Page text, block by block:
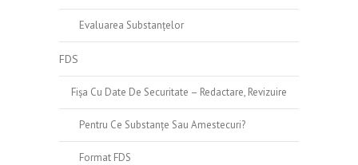
Evaluarea Substanțelor
FDS
Fișa Cu Date De Securitate – Redactare, Revizuire
Pentru Ce Substanțe Sau Amestecuri?
Format FDS